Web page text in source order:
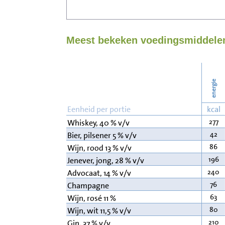
Meest bekeken
energie
Eenheid per portie kcal
Whiskey, 40 % v/v
277
Bier, pilsener 5 % v/v 42
Wijn, rood 13 % v/v 86
Jenever, jong, 28 % v/v 196
Advocaat, 14 % v/v 240
Champagne 76
Wijn, rosé 11 % 63
Wijn, wit 11,5 % v/v 80
210